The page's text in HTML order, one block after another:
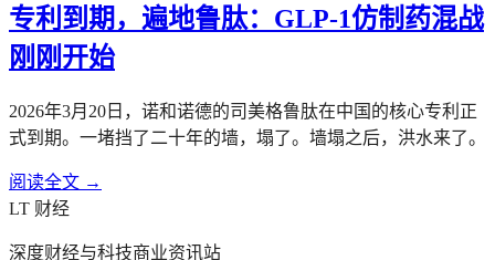
专利到期，遍地鲁肽：GLP-1仿制药混战
刚刚开始
2026年3月20日，诺和诺德的司美格鲁肽在中国的核心专利正
式到期。一堵挡了二十年的墙，塌了。墙塌之后，洪水来了。
阅读全文 →
LT 财经
深度财经与科技商业资讯站